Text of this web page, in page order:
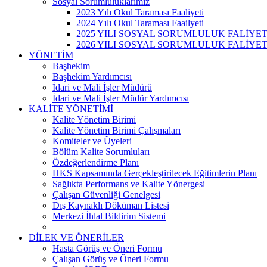
2023 Yılı Okul Taraması Faaliyeti
2024 Yılı Okul Taraması Faailyeti
2025 YILI SOSYAL SORUMLULUK
2026 YILI SOSYAL SORUMLULUK
YÖNETİM
Başhekim
Başhekim Yardımcısı
İdari ve Mali İşler Müdürü
İdari ve Mali İşler Müdür Yardımcısı
KALİTE YÖNETİMİ
Kalite Yönetim Birimi
Kalite Yönetim Birimi Çalışmaları
Komiteler ve Üyeleri
Bölüm Kalite Sorumluları
Özdeğerlendirme Planı
HKS Kapsamında Gerçekleştirilecek Eğitimlerin Planı
Sağlıkta Performans ve Kalite Yönergesi
Çalışan Güvenliği Genelgesi
Dış Kaynaklı Döküman Listesi
Merkezi İhlal Bildirim Sistemi
DİLEK VE ÖNERİLER
Hasta Görüş ve Öneri Formu
Çalışan Görüş ve Öneri Formu